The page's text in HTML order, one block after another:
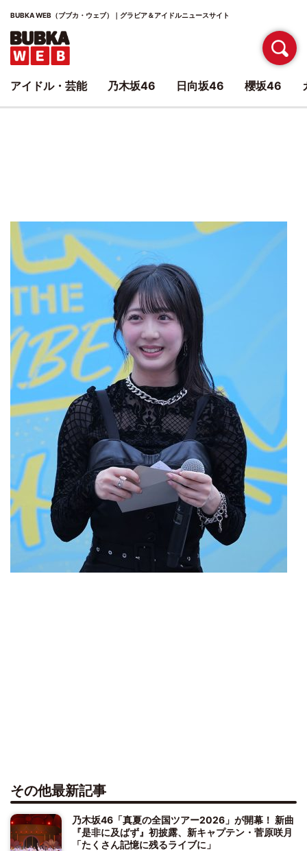
BUBKA WEB（ブブカ・ウェブ）｜グラビア＆アイドルニュースサイト
その他最新記事
乃木坂46「真夏の全国ツアー2026」が開幕！ 新曲
『是非に及ばず』初披露、新キャプテン・菅原咲月
「たくさん記憶に残るライブに」
アイドル・芸能 乃木坂46 日向坂46 櫻坂46